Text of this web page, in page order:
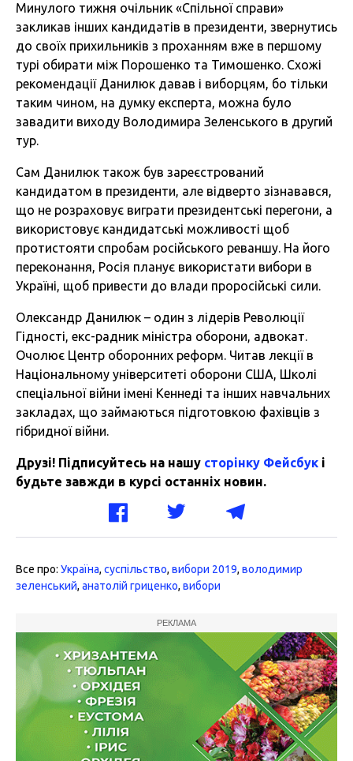
Минулого тижня очільник «Спільної справи»
закликав інших кандидатів в президенти, звернутись
до своїх прихильників з проханням вже в першому
турі обирати між Порошенко та Тимошенко. Схожі
рекомендації Данилюк давав і виборцям, бо тільки
таким чином, на думку експерта, можна було
завадити виходу Володимира Зеленського в другий
тур.
Сам Данилюк також був зареєстрований
кандидатом в президенти, але відверто зізнавався,
що не розраховує виграти президентські перегони, а
використовує кандидатські можливості щоб
протистояти спробам російського реваншу. На його
переконання, Росія планує використати вибори в
Україні, щоб привести до влади проросійські сили.
Олександр Данилюк – один з лідерів Революції
Гідності, екс-радник міністра оборони, адвокат.
Очолює Центр оборонних реформ. Читав лекції в
Національному університеті оборони США, Школі
спеціальної війни імені Кеннеді та інших навчальних
закладах, що займаються підготовкою фахівців з
гібридної війни.
Друзі! Підписуйтесь на нашу сторінку Фейсбук і
будьте завжди в курсі останніх новин.
Все про: Україна, суспільство, вибори 2019, володимир
зеленський, анатолій гриценко, вибори
РЕКЛАМА